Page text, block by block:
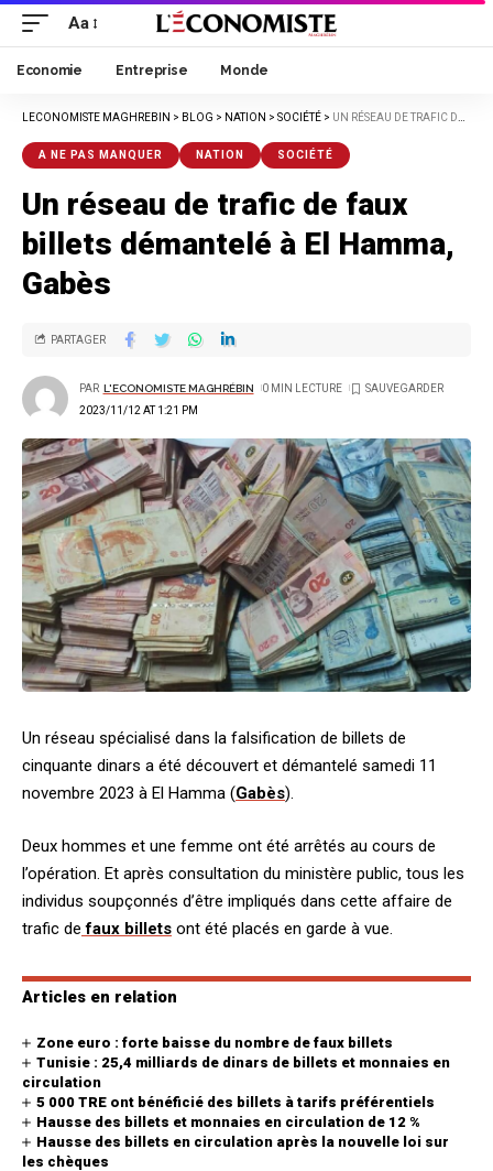
Aa
Economie Entreprise Monde
LECONOMISTE MAGHREBIN > BLOG > NATION > SOCIÉTÉ > UN RÉSEAU DE TRAFIC DE FAUX BILLETS DÉMANTELÉ À EL HAMMA, GABÈS
A NE PAS MANQUER NATION SOCIÉTÉ
Un réseau de trafic de faux
billets démantelé à El Hamma,
Gabès
2023/11/12 AT 1:21 PM
PAR L'ECONOMISTE MAGHRÉBIN 0 MIN LECTURE
PARTAGER
Un réseau spécialisé dans la falsification de billets de
cinquante dinars a été découvert et démantelé samedi 11
novembre 2023 à El Hamma (Gabès).
Deux hommes et une femme ont été arrêtés au cours de
l’opération. Et après consultation du ministère public, tous les
individus soupçonnés d’être impliqués dans cette affaire de
trafic de faux billets ont été placés en garde à vue.
Articles en relation
Zone euro : forte baisse du nombre de faux billets
Tunisie : 25,4 milliards de dinars de billets et monnaies en
circulation
5 000 TRE ont bénéficié des billets à tarifs préférentiels
Hausse des billets et monnaies en circulation de 12 %
Hausse des billets en circulation après la nouvelle loi sur
les chèques